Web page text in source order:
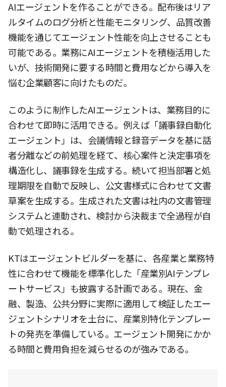
AIエージェントを作ることができる。配布後はリア
ルタイムのログ分析と性能モニタリング、品質改善
機能を通じてエージェント性能を向上させることも
可能である。業務にAIエージェントを積極活用した
いが、技術開発に要する時間と費用などから導入を
悩む企業顧客に向けたものだ。
このように制作したAIエージェントは、業務目的に
合わせて即時に活用できる。例えば「議事録自動化
エージェント」は、会議情報と録音データを基に話
者分離などの前処理を経て、核心案件と決定事項を
構造化し、議事録を生成する。続いて担当部署と処
理期限を自動で反映し、公文書様式に合わせて文書
草案を生成する。生成された文書は社内の文書管理
システムと連動され、検討から決裁まで全過程が自
動で処理される。
KTはエージェントビルダーを基に、各産業と業務特
性に合わせて機能を標準化した「産業別AIテンプレ
ートサービス」も披露する計画である。現在、金
融、製造、公共分野に実際に適用して検証したエー
ジェントシナリオを土台に、産業別特化テンプレー
トの発売を準備している。エージェント開発にかか
る時間と費用負担を減らせるのが強みである。